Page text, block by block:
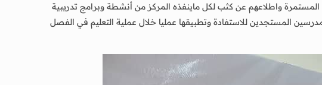
واطلاعهم عن كثب لكل ماينفذه المركز من أنشطة وبرامج تدريبية
المستجدين للاستفادة وتطبيقها عمليا خلال عملية التعليم في الفصل